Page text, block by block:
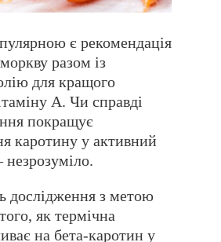
є рекомендація
разом із
для кращого
А. Чи справді
покращує
каротину у активний
дослідження з метою
як термічна
на бета-каротин у